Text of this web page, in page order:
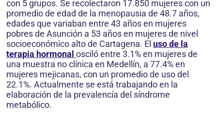
con 5 grupos. Se recolectaron 17.850 mujeres con un
promedio de edad de la menopausia de 48.7 años,
edades que variaban entre 43 años en mujeres
pobres de Asunción a 53 años en mujeres de nivel
socioeconómico alto de Cartagena. El uso de la
terapia hormonal osciló entre 3.1% en mujeres de
una muestra no clínica en Medellín, a 77.4% en
mujeres mejicanas, con un promedio de uso del
22.1%. Actualmente se está trabajando en la
elaboración de la prevalencía del síndrome
metabólico.